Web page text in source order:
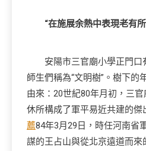
“在施展余熱中表現老有
安陽市三官廟小學正門口
師生們稱為“文明樹”。樹下的
由來：20世紀80年月初，三
休所構成了軍平易近共建的傑
薦84年3月29日，時任河南省
謀的王占山與從北京遠道而來